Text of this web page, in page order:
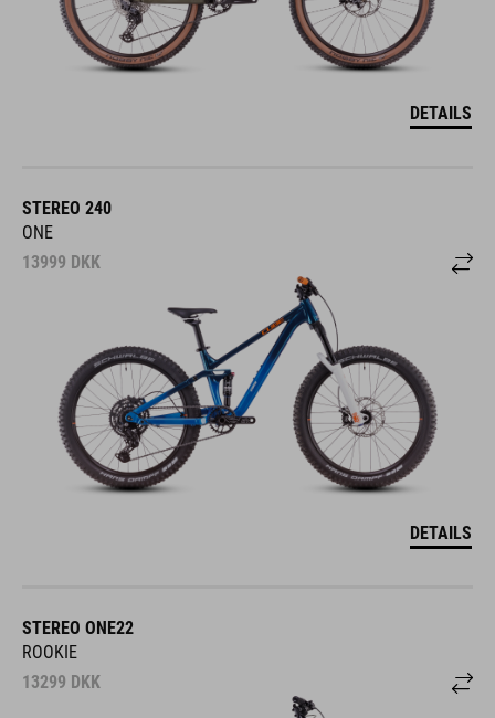
DETAILS
STEREO 240
ONE
13999 DKK
DETAILS
STEREO ONE22
ROOKIE
13299 DKK